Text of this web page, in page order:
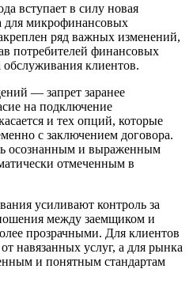
вступает в силу новая
для микрофинансовых
ряд важных изменений,
потребителей финансовых
клиентов.
— запрет заранее
на подключение
и тех опций, которые
с заключением договора.
осознанным и выраженным
отмеченным в
усиливают контроль за
между заемщиком и
прозрачными. Для клиентов
навязанных услуг, а для рынка
и понятным стандартам